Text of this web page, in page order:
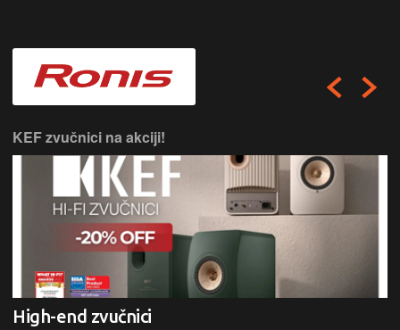
KEF zvučnici na akciji!
High-end zvučnici